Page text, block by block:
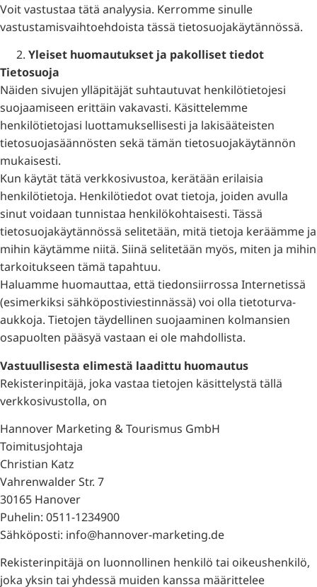
Voit vastustaa tätä analyysia. Kerromme sinulle
vastustamisvaihtoehdoista tässä tietosuojakäytännössä.
Yleiset huomautukset ja pakolliset tiedot
Tietosuoja
Näiden sivujen ylläpitäjät suhtautuvat henkilötietojesi
suojaamiseen erittäin vakavasti. Käsittelemme
henkilötietojasi luottamuksellisesti ja lakisääteisten
tietosuojasäännösten sekä tämän tietosuojakäytännön
mukaisesti.
Kun käytät tätä verkkosivustoa, kerätään erilaisia
henkilötietoja. Henkilötiedot ovat tietoja, joiden avulla
sinut voidaan tunnistaa henkilökohtaisesti. Tässä
tietosuojakäytännössä selitetään, mitä tietoja keräämme ja
mihin käytämme niitä. Siinä selitetään myös, miten ja mihin
tarkoitukseen tämä tapahtuu.
Haluamme huomauttaa, että tiedonsiirrossa Internetissä
(esimerkiksi sähköpostiviestinnässä) voi olla tietoturva-
aukkoja. Tietojen täydellinen suojaaminen kolmansien
osapuolten pääsyä vastaan ei ole mahdollista.
Vastuullisesta elimestä laadittu huomautus
Rekisterinpitäjä, joka vastaa tietojen käsittelystä tällä
verkkosivustolla, on
Hannover Marketing & Tourismus GmbH
Toimitusjohtaja
Christian Katz
Vahrenwalder Str. 7
30165 Hanover
Puhelin: 0511-1234900
Sähköposti: info@hannover-marketing.de
Rekisterinpitäjä on luonnollinen henkilö tai oikeushenkilö,
joka yksin tai yhdessä muiden kanssa määrittelee